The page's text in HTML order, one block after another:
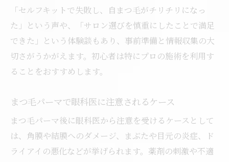
「セルフキットで失敗し、自まつ毛がチリチリになっ
た」という声や、「サロン選びを慎重にしたことで満足
できた」という体験談もあり、事前準備と情報収集の大
切さがうかがえます。初心者は特にプロの施術を利用す
ることをおすすめします。
まつ毛パーマで眼科医に注意されるケース
まつ毛パーマ後に眼科医から注意を受けるケースとして
は、角膜や結膜へのダメージ、まぶたや目元の炎症、ド
ライアイの悪化などが挙げられます。薬剤の刺激や不適